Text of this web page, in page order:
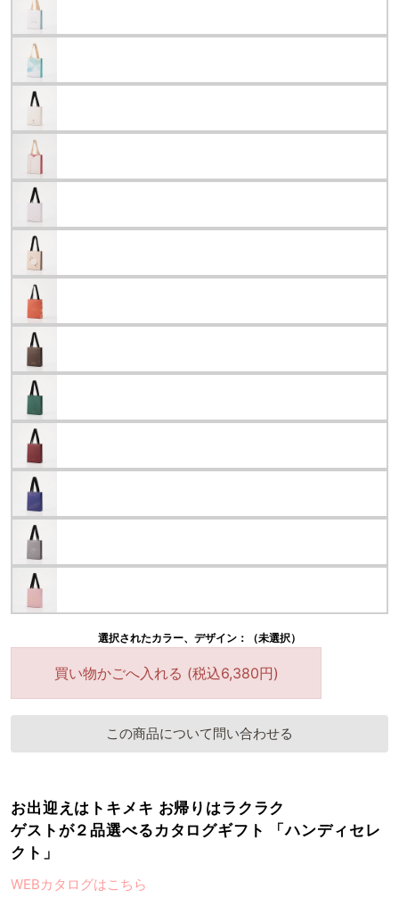
選択されたカラー、デザイン：（未選択）
買い物かごへ入れる (税込6,380円)
この商品について問い合わせる
お出迎えはトキメキ お帰りはラクラク
ゲストが２品選べるカタログギフト 「ハンディセレ
クト」
WEBカタログはこちら